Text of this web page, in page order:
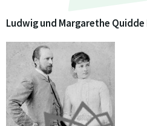
Ludwig und Margarethe